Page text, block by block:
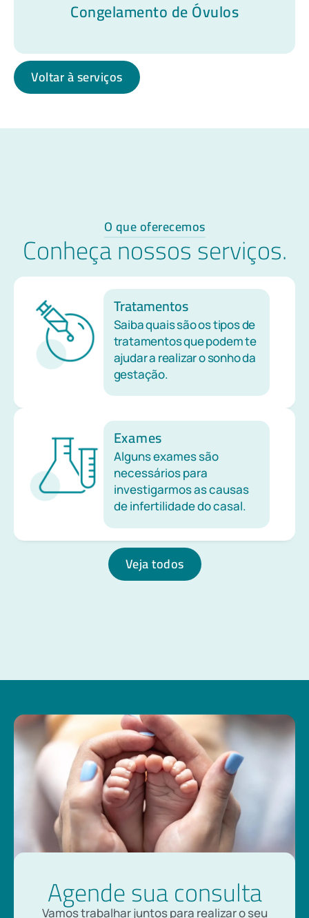
Congelamento de Óvulos
Voltar à serviços
O que oferecemos
Conheça nossos serviços.
Tratamentos
Saiba quais são os tipos de
tratamentos que podem te
ajudar a realizar o sonho da
gestação.
Exames
Alguns exames são
necessários para
investigarmos as causas
de infertilidade do casal.
Veja todos
Agende sua consulta
Vamos trabalhar juntos para realizar o seu